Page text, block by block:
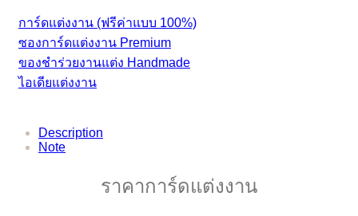
การ์ดแต่งงาน (ฟรีค่าแบบ 100%)
ซองการ์ดแต่งงาน Premium
ของชำร่วยงานแต่ง Handmade
ไอเดียแต่งงาน
Description
Note
ราคาการ์ดแต่งงาน